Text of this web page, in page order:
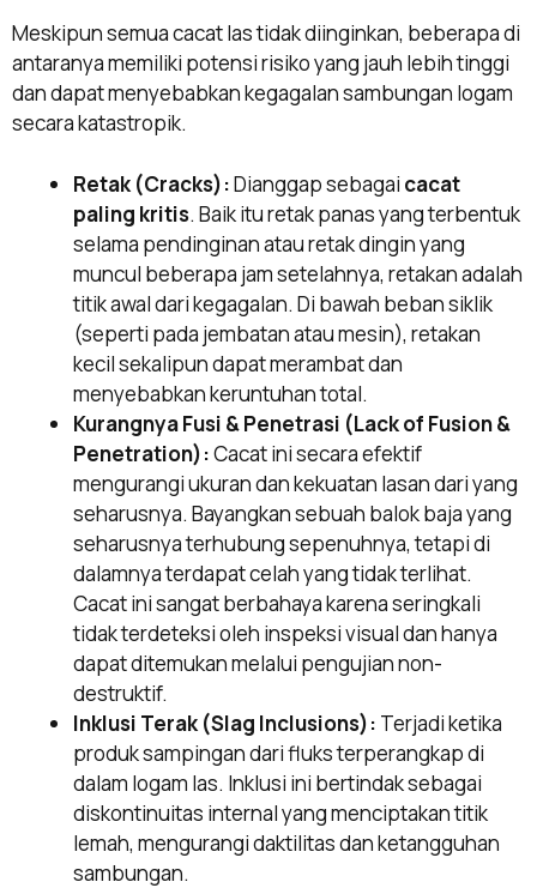
Meskipun semua cacat las tidak diinginkan, beberapa di
antaranya memiliki potensi risiko yang jauh lebih tinggi
dan dapat menyebabkan kegagalan sambungan logam
secara katastropik.
Retak (Cracks):Dianggap sebagai cacat
paling kritis. Baik itu retak panas yang terbentuk
selama pendinginan atau retak dingin yang
muncul beberapa jam setelahnya, retakan adalah
titik awal dari kegagalan. Di bawah beban siklik
(seperti pada jembatan atau mesin), retakan
kecil sekalipun dapat merambat dan
menyebabkan keruntuhan total.
Kurangnya Fusi & Penetrasi (Lack of Fusion &
Penetration):Cacat ini secara efektif
mengurangi ukuran dan kekuatan lasan dari yang
seharusnya. Bayangkan sebuah balok baja yang
seharusnya terhubung sepenuhnya, tetapi di
dalamnya terdapat celah yang tidak terlihat.
Cacat ini sangat berbahaya karena seringkali
tidak terdeteksi oleh inspeksi visual dan hanya
dapat ditemukan melalui pengujian non-
destruktif.
Inklusi Terak (Slag Inclusions): Terjadi ketika
produk sampingan dari fluks terperangkap di
dalam logam las. Inklusi ini bertindak sebagai
diskontinuitas internal yang menciptakan titik
lemah, mengurangi daktilitas dan ketangguhan
sambungan.